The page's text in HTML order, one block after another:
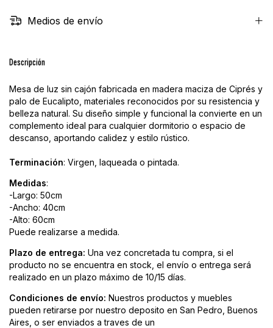
Medios de envío
Descripción
Mesa de luz sin cajón fabricada en madera maciza de Ciprés y
palo de Eucalipto, materiales reconocidos por su resistencia y
belleza natural. Su diseño simple y funcional la convierte en un
complemento ideal para cualquier dormitorio o espacio de
descanso, aportando calidez y estilo rústico.
Terminación: Virgen, laqueada o pintada.
Medidas:
-Largo: 50cm
-Ancho: 40cm
-Alto: 60cm
Puede realizarse a medida.
Plazo de entrega: Una vez concretada tu compra, si el
producto no se encuentra en stock, el envío o entrega será
realizado en un plazo máximo de 10/15 días.
Condiciones de envío: Nuestros productos y muebles
pueden retirarse por nuestro deposito en San Pedro, Buenos
Aires, o ser enviados a traves de un